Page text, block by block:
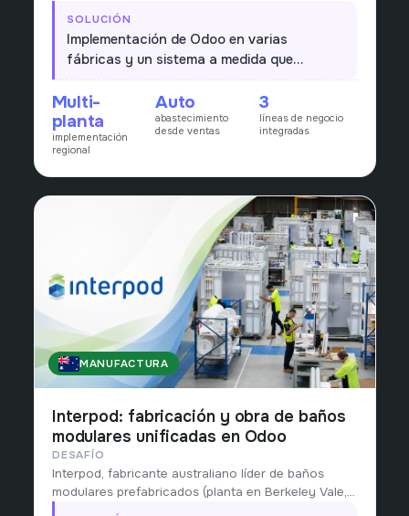
de abastecer múltiples fábricas hacía inviable
planificar a mano.
SOLUCIÓN
Implementación de Odoo en varias
fábricas y un sistema a medida que
dispara el abastecimiento a partir de las
ventas, alineando producción y compras al
pull real del mercado.
Multi-
planta
implementación
regional
Auto
abastecimiento
desde ventas
3
líneas de negocio
integradas
AUSTRALIA
MANUFACTURA
Interpod: fabricación y obra de baños
modulares unificadas en Odoo
DESAFÍO
Interpod, fabricante australiano líder de baños
modulares prefabricados (planta en Berkeley Vale,
NSW), con 33.000+ unidades entregadas en